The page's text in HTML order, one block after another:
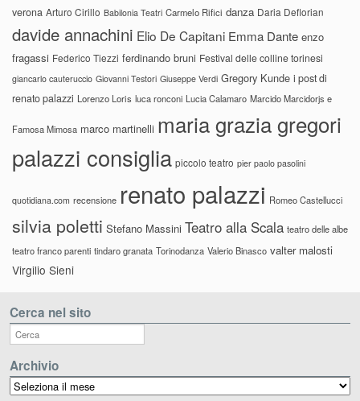
verona Arturo Cirillo Babilonia Teatri Carmelo Rifici danza Daria Deflorian
davide annachini Elio De Capitani Emma Dante enzo
fragassi Federico Tiezzi ferdinando bruni Festival delle colline torinesi
giancarlo cauteruccio Giovanni Testori Giuseppe Verdi Gregory Kunde i post di
renato palazzi Lorenzo Loris luca ronconi Lucia Calamaro Marcido Marcidorjs e
Famosa Mimosa marco martinelli maria grazia gregori
palazzi consiglia piccolo teatro pier paolo pasolini
quotidiana.com recensione renato palazzi Romeo Castellucci
silvia poletti Stefano Massini Teatro alla Scala teatro delle albe
teatro franco parenti tindaro granata Torinodanza Valerio Binasco valter malosti
Virgilio Sieni
Cerca nel sito
Archivio
Archivio